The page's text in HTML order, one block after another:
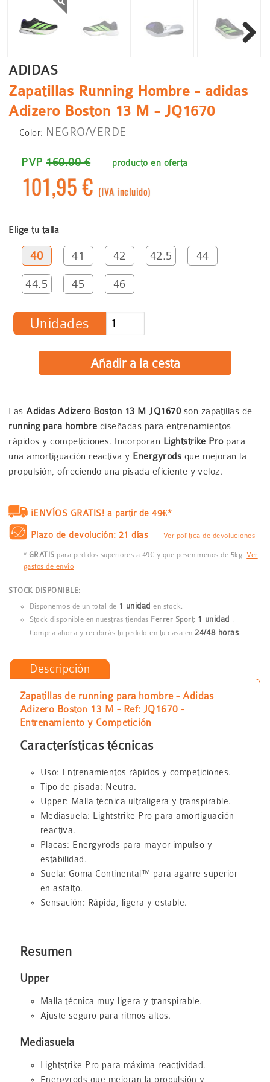
ADIDAS
Zapatillas Running Hombre - adidas
Adizero Boston 13 M - JQ1670
Color: NEGRO/VERDE
PVP160.00 € producto en oferta
101,95 € (IVA incluido)
Elige tu talla
40 41 42 42.5 44
44.5 45 46
Unidades
LasAdidas Adizero Boston 13 M JQ1670son zapatillas de
running para hombre diseñadas para entrenamientos
rápidos y competiciones. Incorporan Lightstrike Propara
una amortiguación reactiva y Energyrods que mejoran la
propulsión, ofreciendo una pisada eficiente y veloz.
¡ENVÍOS GRATIS! a partir de 49€*
Plazo de devolución: 21 días Ver política de devoluciones
* GRATIS para pedidos superiores a 49€ y que pesen menos de 5kg.Ver
gastos de envío
STOCK DISPONIBLE:
Disponemos de un total de 1 unidaden stock.
Stock disponible en nuestras tiendas Ferrer Sport: 1 unidad
Compra ahora y recibirás tu pedido en tu casa en24/48 horas
Descripción
Zapatillas de running para hombre - Adidas
Adizero Boston 13 M - Ref: JQ1670 -
Entrenamiento y Competición
Características técnicas
Uso: Entrenamientos rápidos y competiciones.
Tipo de pisada: Neutra.
Upper: Malla técnica ultraligera y transpirable.
Mediasuela: Lightstrike Pro para amortiguación
reactiva.
Placas: Energyrods para mayor impulso y
estabilidad.
Suela: Goma Continental™ para agarre superior
en asfalto.
Sensación: Rápida, ligera y estable.
Resumen
Upper
Malla técnica muy ligera y transpirable.
Ajuste seguro para ritmos altos.
Mediasuela
Lightstrike Pro para máxima reactividad.
Energyrods que mejoran la propulsión y